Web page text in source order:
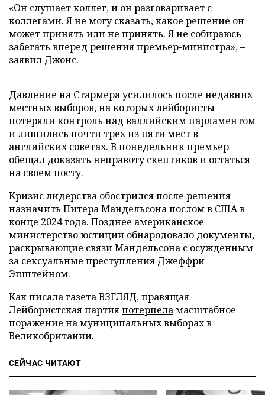
«Он слушает коллег, и он разговаривает с
коллегами. Я не могу сказать, какое решение он
может принять или не принять. Я не собираюсь
забегать вперед решения премьер-министра», –
заявил Джонс.
Давление на Стармера усилилось после недавних
местных выборов, на которых лейбористы
потеряли контроль над валлийским парламентом
и лишились почти трех из пяти мест в
английских советах. В понедельник премьер
обещал доказать неправоту скептиков и остаться
на своем посту.
Кризис лидерства обострился после решения
назначить Питера Мандельсона послом в США в
конце 2024 года. Позднее американское
министерство юстиции обнародовало документы,
раскрывающие связи Мандельсона с осужденным
за сексуальные преступления Джеффри
Эпштейном.
Как писала газета ВЗГЛЯД, правящая
Лейбористская партияпотерпеламасштабное
поражение на муниципальных выборах в
Великобритании.
СЕЙЧАС ЧИТАЮТ